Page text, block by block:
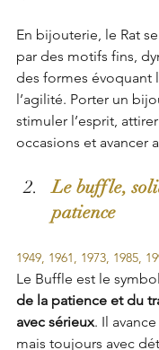
En bijouterie, le Rat
par des motifs fins,
des formes évoquant
l’agilité. Porter un
stimuler l’esprit,
occasions et avancer
Le buffle,
patience
1949, 1961, 1973, 1985,
Le Buffle est le
de la patience et du
avec sérieux. Il
mais toujours avec